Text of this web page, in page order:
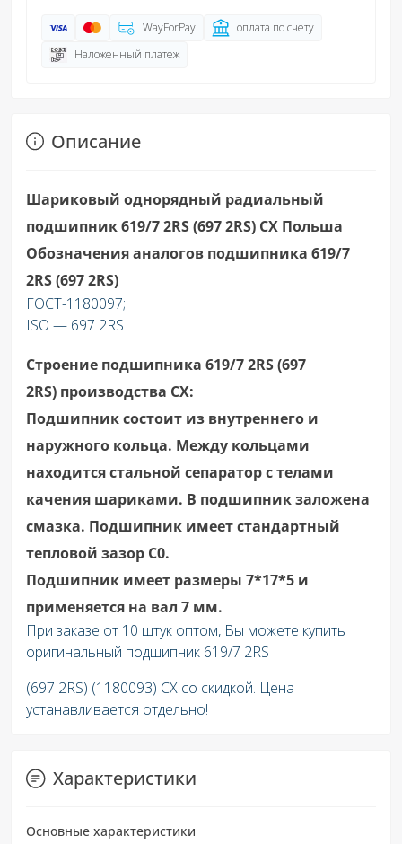
WayForPay
оплата по счету
Наложенный платеж
Описание
Шариковый однорядный радиальный
подшипник 619/7 2RS (697 2RS) CX Польша
Обозначения аналогов подшипника 619/7
2RS (697 2RS)
ГОСТ-1180097;
ISO — 697 2RS
Строение подшипника 619/7 2RS (697
2RS) производства СХ:
Подшипник состоит из внутреннего и
наружного кольца. Между кольцами
находится стальной сепаратор с телами
качения шариками. В подшипник заложена
смазка. Подшипник имеет стандартный
тепловой зазор C0.
Подшипник имеет размеры 7*17*5 и
применяется на вал 7 мм.
При заказе от 10 штук оптом, Вы можете купить
оригинальный подшипник 619/7 2RS
(697 2RS) (1180093) СХ со скидкой. Цена
устанавливается отдельно!
Характеристики
Основные характеристики